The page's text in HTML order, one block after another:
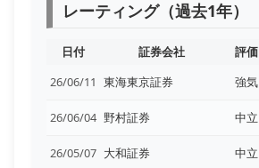
レーティング（過去1年）
日付 証券会社 評価
26/06/11 東海東京証券 強気
26/06/04 野村証券 中立
26/05/07 大和証券 中立